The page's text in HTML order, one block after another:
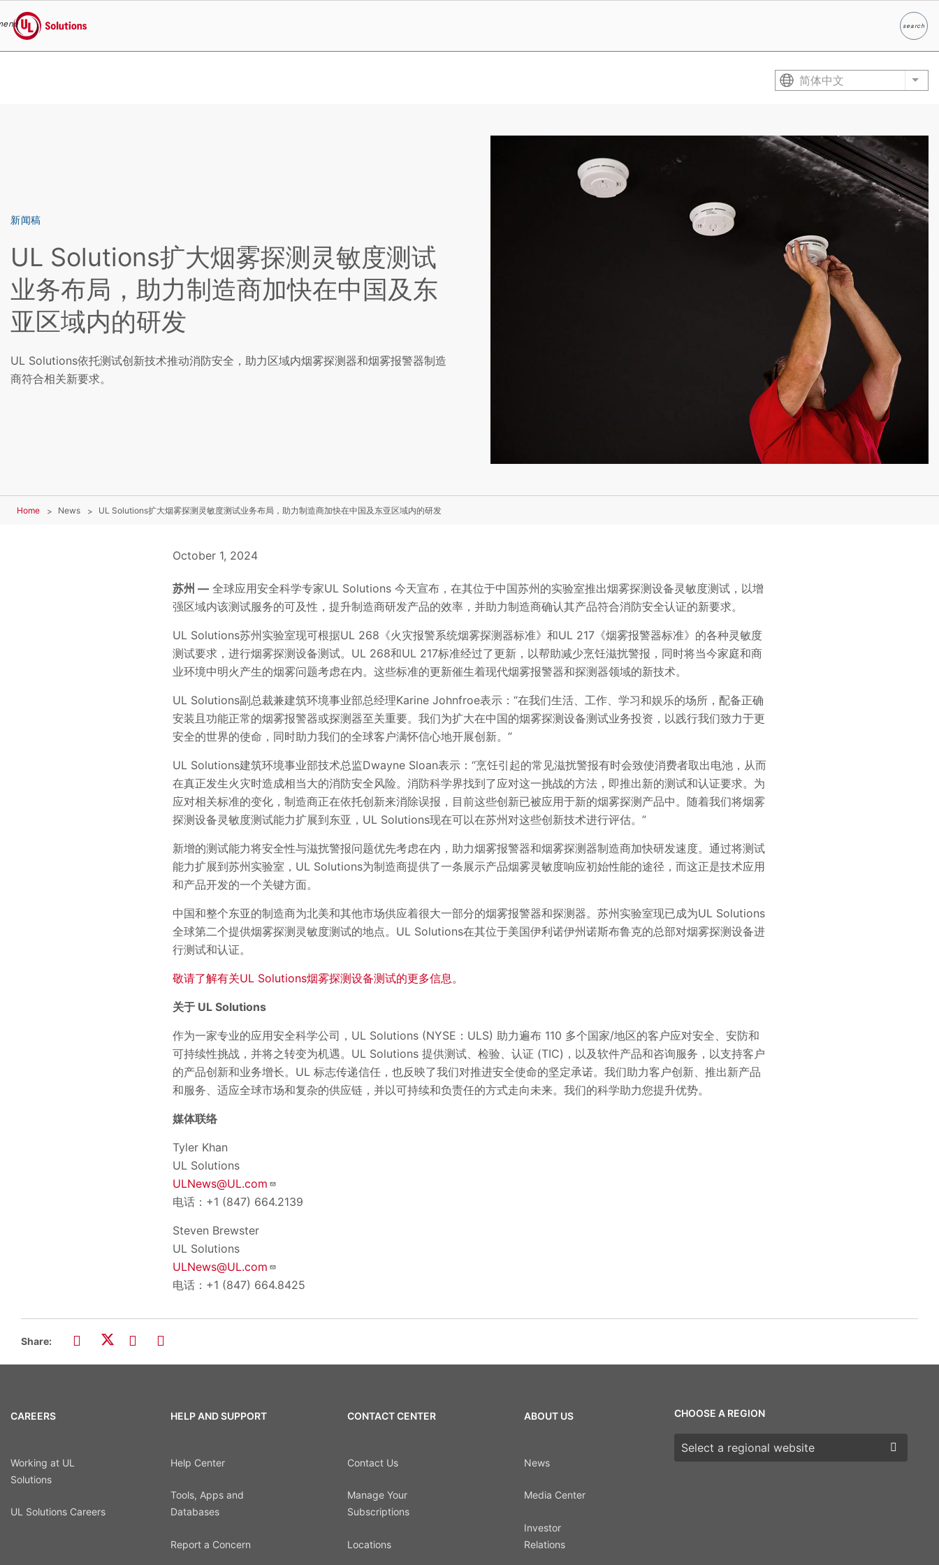
UL Solutions
searchSearch
简体中文 List
新闻稿
UL Solutions扩大烟雾探测灵敏度测试
业务布局，助力制造商加快在中国及东
亚区域内的研发
UL Solutions依托测试创新技术推动消防安全，助力区域内烟雾探测器和烟雾报警器制造
商符合相关新要求。
Home News UL Solutions扩大烟雾探测灵敏度测试业务布局，助力制造商加快在中国及东亚区域内的研发
October 1, 2024
苏州 — 全球应用安全科学专家UL Solutions 今天宣布，在其位于中国苏州的实验室推出烟雾探测设备灵敏度测试，以增
强区域内该测试服务的可及性，提升制造商研发产品的效率，并助力制造商确认其产品符合消防安全认证的新要求。
UL Solutions苏州实验室现可根据UL 268《火灾报警系统烟雾探测器标准》和UL 217《烟雾报警器标准》的各种灵敏度
测试要求，进行烟雾探测设备测试。UL 268和UL 217标准经过了更新，以帮助减少烹饪滋扰警报，同时将当今家庭和商
业环境中明火产生的烟雾问题考虑在内。这些标准的更新催生着现代烟雾报警器和探测器领域的新技术。
UL Solutions副总裁兼建筑环境事业部总经理Karine Johnfroe表示：“在我们生活、工作、学习和娱乐的场所，配备正确
安装且功能正常的烟雾报警器或探测器至关重要。我们为扩大在中国的烟雾探测设备测试业务投资，以践行我们致力于更
安全的世界的使命，同时助力我们的全球客户满怀信心地开展创新。”
UL Solutions建筑环境事业部技术总监Dwayne Sloan表示：“烹饪引起的常见滋扰警报有时会致使消费者取出电池，从而
在真正发生火灾时造成相当大的消防安全风险。消防科学界找到了应对这一挑战的方法，即推出新的测试和认证要求。为
应对相关标准的变化，制造商正在依托创新来消除误报，目前这些创新已被应用于新的烟雾探测产品中。随着我们将烟雾
探测设备灵敏度测试能力扩展到东亚，UL Solutions现在可以在苏州对这些创新技术进行评估。”
新增的测试能力将安全性与滋扰警报问题优先考虑在内，助力烟雾报警器和烟雾探测器制造商加快研发速度。通过将测试
能力扩展到苏州实验室，UL Solutions为制造商提供了一条展示产品烟雾灵敏度响应初始性能的途径，而这正是技术应用
和产品开发的一个关键方面。
中国和整个东亚的制造商为北美和其他市场供应着很大一部分的烟雾报警器和探测器。苏州实验室现已成为UL Solutions
全球第二个提供烟雾探测灵敏度测试的地点。UL Solutions在其位于美国伊利诺伊州诺斯布鲁克的总部对烟雾探测设备进
行测试和认证。
敬请了解有关UL Solutions烟雾探测设备测试的更多信息。
关于 UL Solutions
作为一家专业的应用安全科学公司，UL Solutions (NYSE：ULS) 助力遍布 110 多个国家/地区的客户应对安全、安防和
可持续性挑战，并将之转变为机遇。UL Solutions 提供测试、检验、认证 (TIC)，以及软件产品和咨询服务，以支持客户
的产品创新和业务增长。UL 标志传递信任，也反映了我们对推进安全使命的坚定承诺。我们助力客户创新、推出新产品
和服务、适应全球市场和复杂的供应链，并以可持续和负责任的方式走向未来。我们的科学助力您提升优势。
媒体联络
Tyler Khan
UL Solutions
ULNews@UL.com
电话：+1 (847) 664.2139
Steven Brewster
UL Solutions
ULNews@UL.com
电话：+1 (847) 664.8425
Share:
CAREERS
Working at UL
Solutions
UL Solutions Careers
HELP AND SUPPORT
Help Center
Tools, Apps and
Databases
Report a Concern
CONTACT CENTER
Contact Us
Manage Your
Subscriptions
Locations
ABOUT US
News
Media Center
Investor
Relations
CHOOSE A REGION
Choose a region